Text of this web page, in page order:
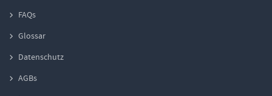
FAQs
Glossar
Datenschutz
AGBs